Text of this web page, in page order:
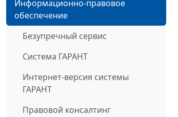
Информационно-правовое
обеспечение
Безупречный сервис
Система ГАРАНТ
Интернет-версия системы
ГАРАНТ
Правовой консалтинг